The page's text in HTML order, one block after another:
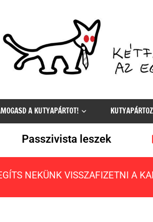
egyetlen
értelmes
választás
A KUTYAPÁRTOT!
Passzivista leszek
NEKÜNK VISSZAFIZETNI A